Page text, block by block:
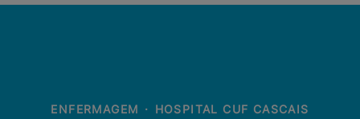
ENFERMAGEM · HOSPITAL CUF CASCAIS